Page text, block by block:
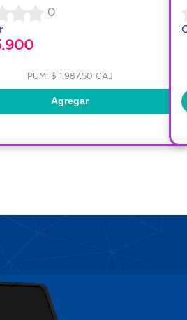
0
PUM: $ 1,987.50 CAJ
Agregar